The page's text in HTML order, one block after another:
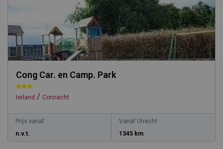
Cong Car. en Camp. Park
Ierland / Connacht
Prijs vanaf
n.v.t.
Vanaf Utrecht
1345 km